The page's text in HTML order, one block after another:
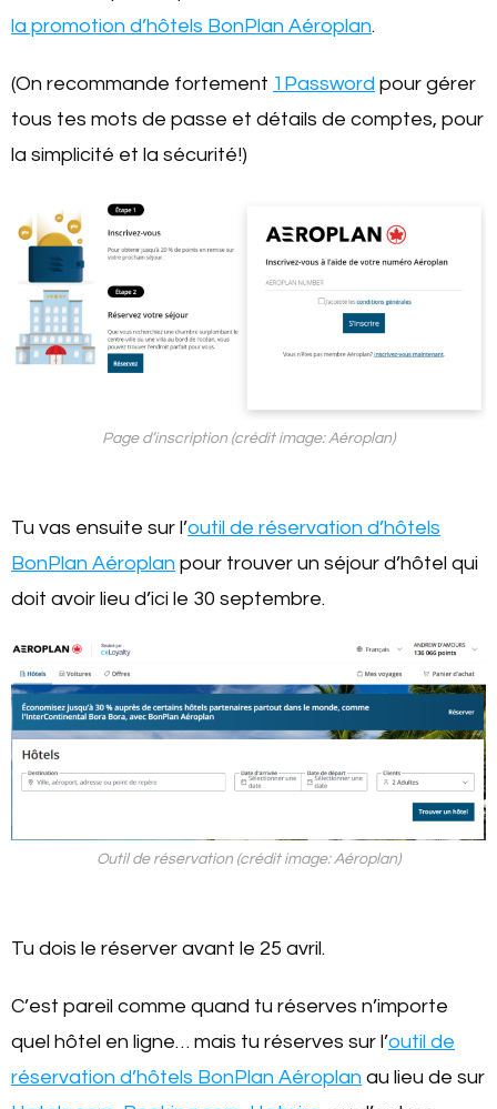
la promotion d’hôtels BonPlan Aéroplan.
(On recommande fortement 1Password pour gérer
tous tes mots de passe et détails de comptes, pour
la simplicité et la sécurité!)
Page d’inscription (crédit image: Aéroplan)
Tu vas ensuite sur l’outil de réservation d’hôtels
BonPlan Aéroplan pour trouver un séjour d’hôtel qui
doit avoir lieu d’ici le 30 septembre.
Outil de réservation (crédit image: Aéroplan)
Tu dois le réserver avant le 25 avril.
C’est pareil comme quand tu réserves n’importe
quel hôtel en ligne… mais tu réserves sur l’outil de
réservation d’hôtels BonPlan Aéroplan au lieu de sur